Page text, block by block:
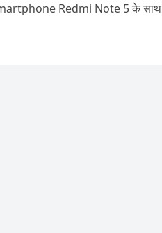
Smartphone Redmi Note 5 के साथ